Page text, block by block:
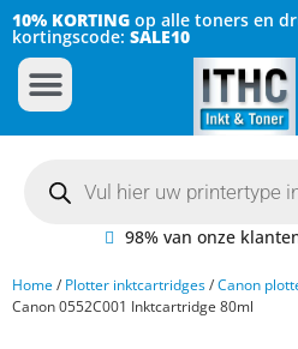
10% KORTING op alle toners en
kortingscode: SALE10
98% van onze
Home/ Plotter inktcartridges/Canon
Canon 0552C001 Inktcartridge 80ml